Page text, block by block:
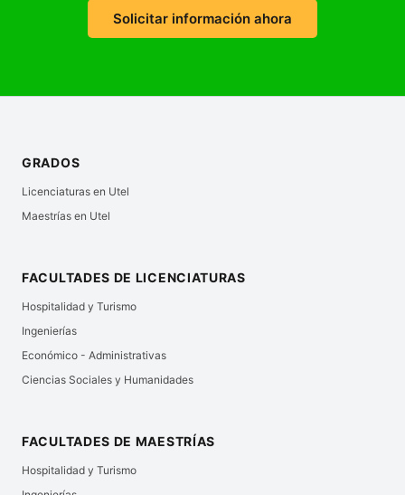
Solicitar información ahora
GRADOS
Licenciaturas en Utel
Maestrías en Utel
FACULTADES DE LICENCIATURAS
Hospitalidad y Turismo
Ingenierías
Económico - Administrativas
Ciencias Sociales y Humanidades
FACULTADES DE MAESTRÍAS
Hospitalidad y Turismo